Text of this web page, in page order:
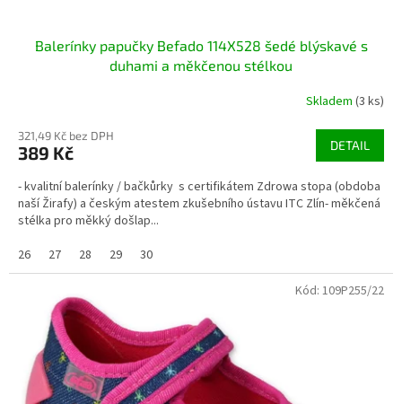
Balerínky papučky Befado 114X528 šedé blýskavé s
duhami a měkčenou stélkou
Skladem (3 ks)
321,49 Kč bez DPH
389 Kč DETAIL
- kvalitní balerínky / bačkůrky s certifikátem Zdrowa stopa (obdoba
naší Žirafy) a českým atestem zkušebního ústavu ITC Zlín- měkčená
stélka pro měkký došlap...
26
27 28 29 30
Kód: 109P255/22